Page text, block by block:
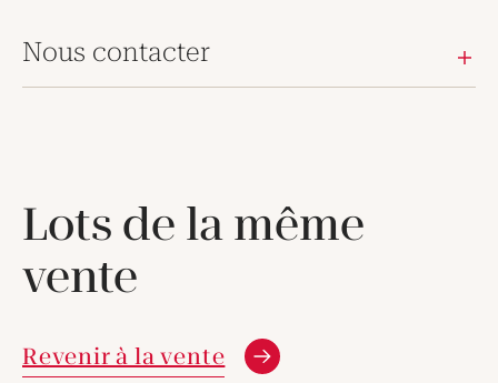
Nous contacter
Lots de la même
vente
Revenir à la vente